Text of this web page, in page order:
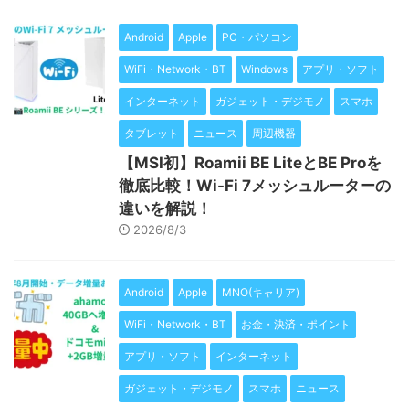
Android Apple PC・パソコン
WiFi・Network・BT Windows アプリ・ソフト
インターネット ガジェット・デジモノ スマホ
タブレット ニュース 周辺機器
【MSI初】Roamii BE LiteとBE Proを
徹底比較！Wi-Fi 7メッシュルーターの
違いを解説！
2026/8/3
Android Apple MNO(キャリア)
WiFi・Network・BT お金・決済・ポイント
アプリ・ソフト インターネット
ガジェット・デジモノ スマホ ニュース